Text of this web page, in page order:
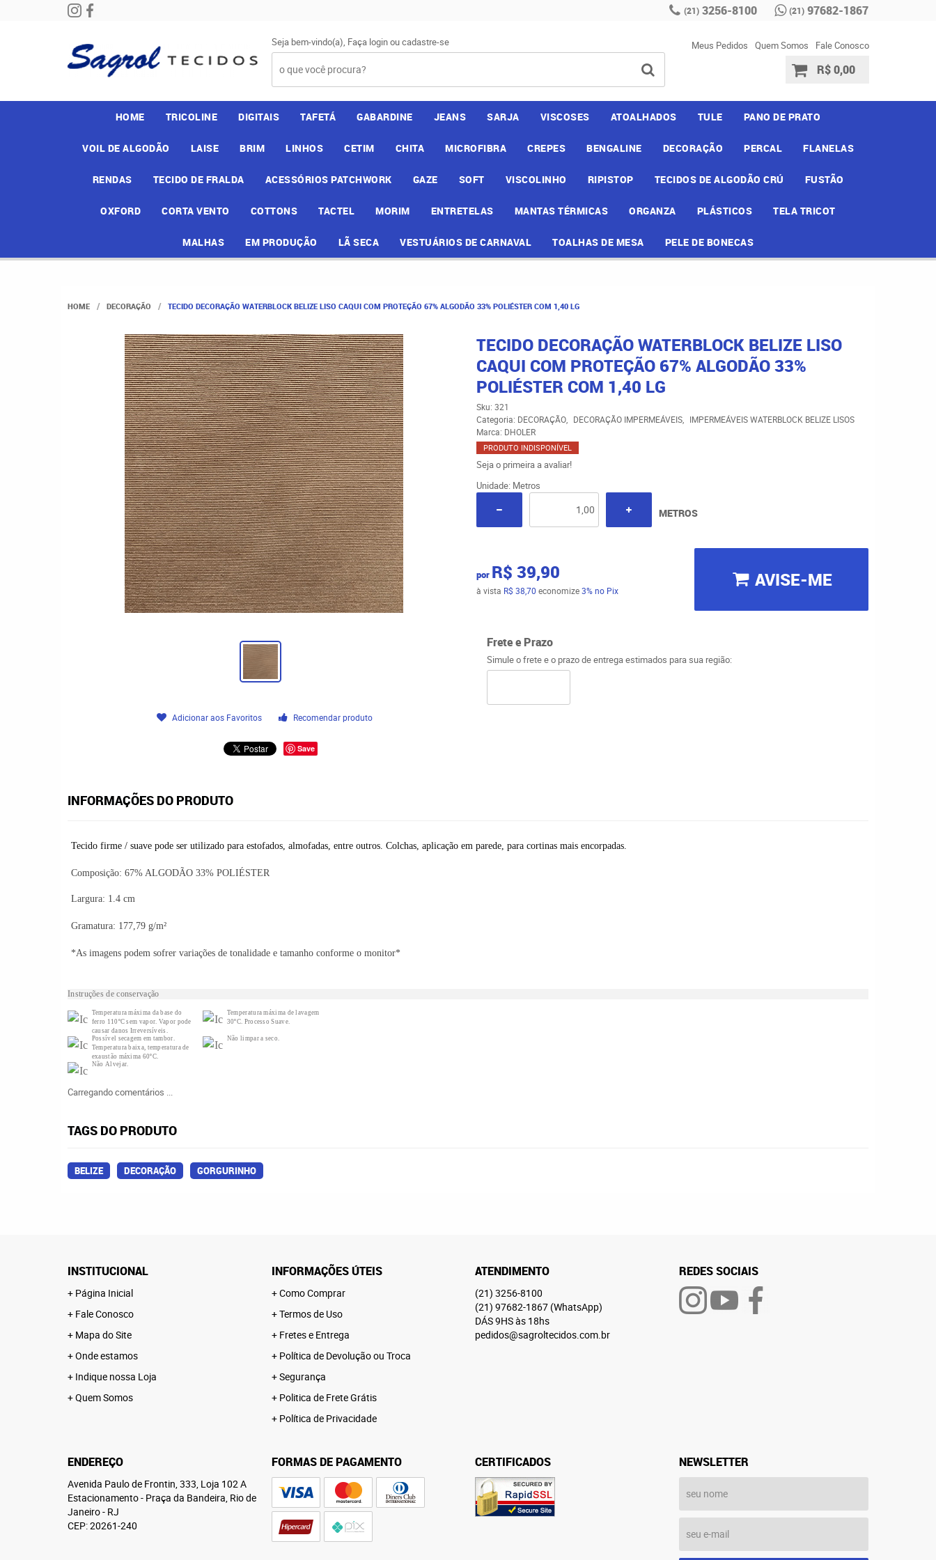
(21) 3256-8100 (21) 97682-1867
Seja bem-vindo(a), Faça loginoucadastre-se Meus Pedidos Quem Somos Fale Conosco
R$ 0,00
HOME TRICOLINE DIGITAIS TAFETÁ GABARDINE JEANS SARJA VISCOSES ATOALHADOS TULE PANO DE PRATO
VOIL DE ALGODÃO LAISE BRIM LINHOS CETIM CHITA MICROFIBRA CREPES BENGALINE DECORAÇÃO PERCAL FLANELAS
RENDAS TECIDO DE FRALDA ACESSÓRIOS PATCHWORK GAZE SOFT VISCOLINHO RIPISTOP TECIDOS DE ALGODÃO CRÚ FUSTÃO
OXFORD CORTA VENTO COTTONS TACTEL MORIM ENTRETELAS MANTAS TÉRMICAS ORGANZA PLÁSTICOS TELA TRICOT
MALHAS EM PRODUÇÃO LÃ SECA VESTUÁRIOS DE CARNAVAL TOALHAS DE MESA PELE DE BONECAS
HOME DECORAÇÃO TECIDO DECORAÇÃO WATERBLOCK BELIZE LISO CAQUI COM PROTEÇÃO 67% ALGODÃO 33% POLIÉSTER COM 1,40 LG
Adicionar aos Favoritos Recomendar produto
Save
TECIDO DECORAÇÃO WATERBLOCK BELIZE LISO
CAQUI COM PROTEÇÃO 67% ALGODÃO 33%
POLIÉSTER COM 1,40 LG
Sku: 321
Categoria: DECORAÇÃO DECORAÇÃO IMPERMEÁVEIS
IMPERMEÁVEIS WATERBLOCK BELIZE LISOS
Marca: DHOLER
PRODUTO INDISPONÍVEL
Seja o primeira a avaliar!
Unidade: Metros
METROS
por R$ 39,90
à vista R$ 38,70 economize3% no Pix AVISE-ME
Frete e Prazo
Simule o frete e o prazo de entrega estimados para sua região:
INFORMAÇÕES DO PRODUTO
Tecido firme / suave pode ser utilizado para estofados, almofadas, entre outros. Colchas, aplicação em parede, para cortinas mais encorpadas.
Composição: 67% ALGODÃO 33% POLIÉSTER
Largura: 1.4 cm
Gramatura: 177,79 g/m²
*As imagens podem sofrer variações de tonalidade e tamanho conforme o monitor*
Instruções de conservação
Temperatura máxima da base do
ferro 110ºC sem vapor. Vapor pode
causar danos Irreversíveis.
Temperatura máxima de lavagem
30ºC. Processo Suave.
Possível secagem em tambor.
Temperatura baixa, temperatura de
exaustão máxima 60ºC.
Não limpar a seco.
Não Alvejar.
Carregando comentários ...
TAGS DO PRODUTO
BELIZE DECORAÇÃO GORGURINHO
INSTITUCIONAL
Página Inicial
Fale Conosco
Mapa do Site
Onde estamos
Indique nossa Loja
Quem Somos
INFORMAÇÕES ÚTEIS
Como Comprar
Termos de Uso
Fretes e Entrega
Política de Devolução ou Troca
Segurança
Politica de Frete Grátis
Política de Privacidade
ATENDIMENTO
(21) 3256-8100
(21) 97682-1867 (WhatsApp)
DÁS 9HS às 18hs
pedidos@sagroltecidos.com.br
REDES SOCIAIS
ENDEREÇO
Avenida Paulo de Frontin, 333, Loja 102 A
Estacionamento- Praça da Bandeira, Rio de
Janeiro- RJ
CEP: 20261-240
FORMAS DE PAGAMENTO CERTIFICADOS NEWSLETTER